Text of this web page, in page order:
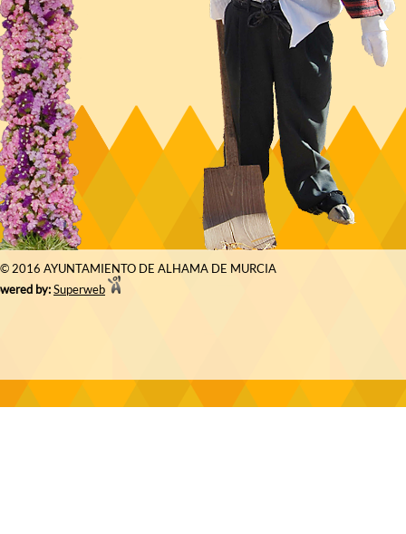
© 2016 AYUNTAMIENTO DE ALHAMA DE MURCIA
by:Superweb